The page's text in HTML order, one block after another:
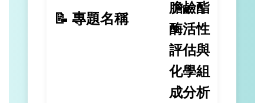
📝 專題名稱
膽鹼酯
酶活性
評估與
化學組
成分析